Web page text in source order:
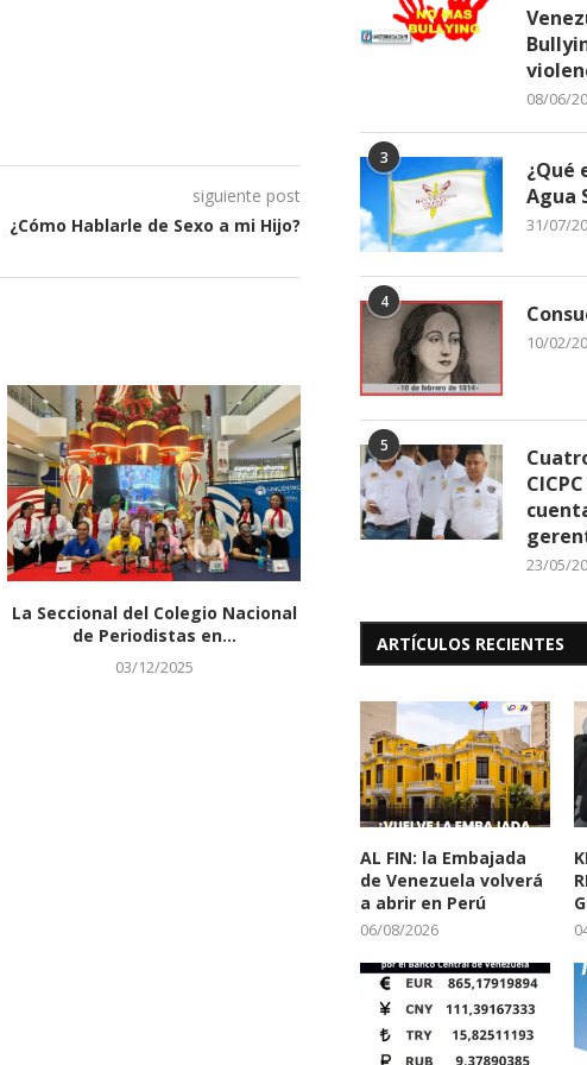
siguiente post
¿Cómo Hablarle de Sexo a mi Hijo?
La Seccional del Colegio Nacional
de Periodistas en...
03/12/2025
Contaminación Ambiental
07/11/2025
08/06/
3
¿Qué
Agua
31/07/
4
10/02/
5
23/05/
ARTÍCULOS RECIENTES
AL FIN: la Embajada
de Venezuela volverá
a abrir en Perú
06/08/2026